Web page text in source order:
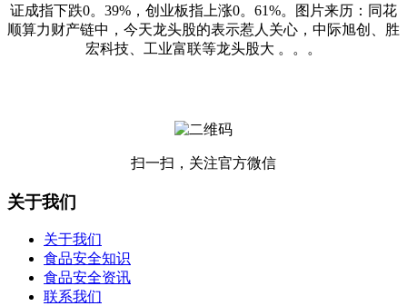
证成指下跌0。39%，创业板指上涨0。61%。图片来历：同花
顺算力财产链中，今天龙头股的表示惹人关心，中际旭创、胜
宏科技、工业富联等龙头股大 。。。
扫一扫，关注官方微信
关于我们
关于我们
食品安全知识
食品安全资讯
联系我们